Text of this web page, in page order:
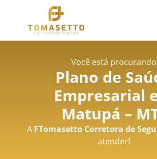
Você está procurando
Plano de
Empresarial
Matupá –
A FTomasetto Corretora de
atender!